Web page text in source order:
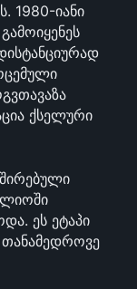
1980-იანი
ქსელური
ეს ეტაპი
თანამედროვე